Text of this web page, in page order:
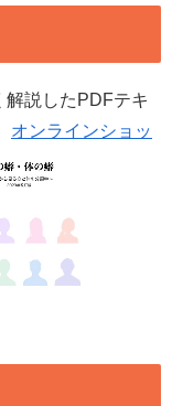
説したPDFテキ
オンラインショッ